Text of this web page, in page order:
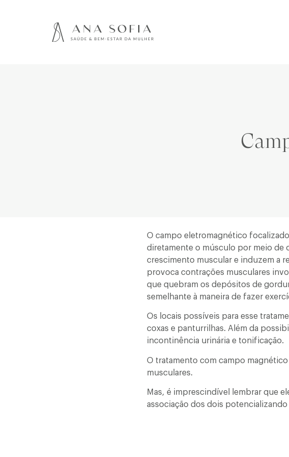
O campo eletromagnético
diretamente o músculo por meio de
crescimento muscular e induzem a
provoca contrações musculares
que quebram os depósitos de
semelhante à maneira de fazer
Os locais possíveis para esse
coxas e panturrilhas. Além da
incontinência urinária e tonificação.
O tratamento com campo
musculares.
Mas, é imprescindível lembrar que
associação dos dois